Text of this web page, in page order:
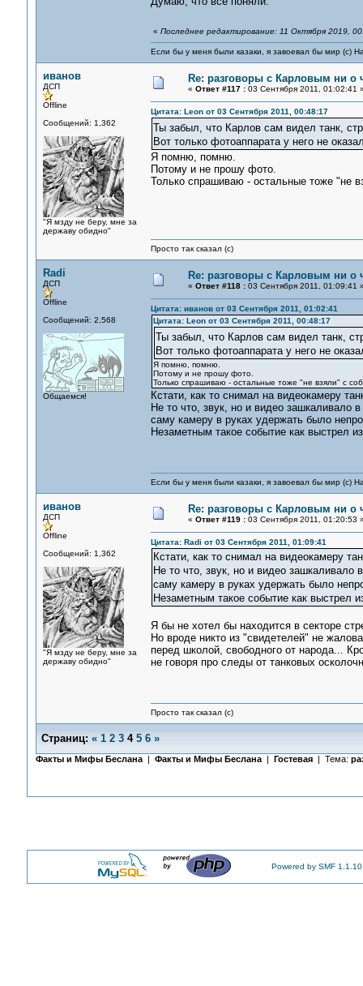
« Последнее редактирование: 11 Октября 2019,
Если бы у меня были казаки, я завоевал бы мир (с)
иванов
ДСП
Offline
Сообщений: 1,362
"Я мзду не беру, мне за
державу обидно"
Re: разговоры с Карловым ни о
« Ответ #117 :03 Сентября 2011, 01:02:41
Цитата: Leon от 03 Сентября 2011, 00:48:17
Ты забыл, что Карлов сам видел танк,
Вот только фотоаппарата у него не
Я помню, помню.
Потому и не прошу фото.
Только спрашиваю - остальные тоже "не
Просто так сказал (с)
Radi
ДСП
Offline
Сообщений: 2,568
Общаемся!
Re: разговоры с Карловым ни о
« Ответ #118 :03 Сентября 2011, 01:09:41
Цитата: иванов от 03 Сентября 2011, 01:02:41
Цитата: Leon от 03 Сентября 2011, 00:48:17
Ты забыл, что Карлов сам видел танк,
Вот только фотоаппарата у него не
Я помню, помню.
Потому и не прошу фото.
Только спрашиваю - остальные тоже "не взяли" с
Кстати, как то снимал на видеокамеру
Не то что, звук, но и видео зашкаливало
саму камеру в руках удержать было
Незаметным такое событие как выстрел
Если бы у меня были казаки, я завоевал бы мир (с)
иванов
ДСП
Offline
Сообщений: 1,362
"Я мзду не беру, мне за
державу обидно"
Re: разговоры с Карловым ни о
« Ответ #119 :03 Сентября 2011, 01:20:53
Цитата: Radi от 03 Сентября 2011, 01:09:41
Кстати, как то снимал на видеокамеру
Не то что, звук, но и видео
саму камеру в руках удержать было
Незаметным такое событие как выстрел
Я бы не хотел бы находится в секторе
Но вроде никто из "свидетелей" не
перед школой, свободного от народа...
не говоря про следы от танковых
Просто так сказал (с)
Страниц: « 1 2 3 4 5 6 »
Факты и Мифы Беслана| Факты и Мифы Беслана| Гостевая | Тема:
Powered by SMF 1.1.10